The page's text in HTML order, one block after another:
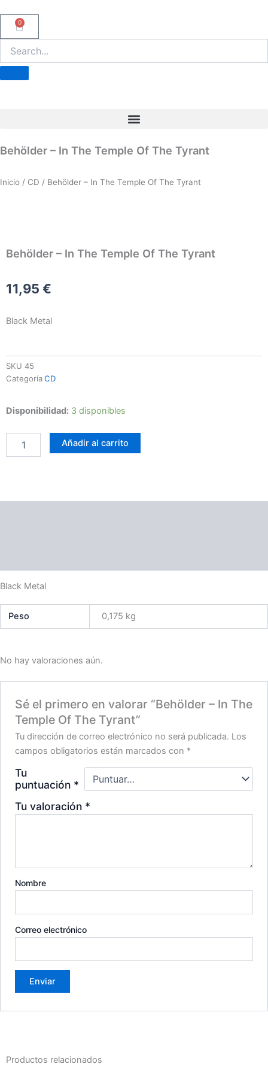
0
Carrito
Behölder – In The Temple Of The Tyrant
Inicio / CD / Behölder – In The Temple Of The Tyrant
Behölder – In The Temple Of The Tyrant
11,95 €
Black Metal
SKU 45
CategoríaCD
Disponibilidad: 3 disponibles
Behölder
In
Temple
cantidad
Añadir al carrito
Black Metal
Peso 0,175 kg
No hay valoraciones aún.
Sé el primero en valorar “Behölder – In The
Temple Of The Tyrant”
Tu dirección de correo electrónico no será publicada. Los
campos obligatorios están marcados con *
Tu
puntuación *
Tu valoración *
Nombre
Correo electrónico
Productos relacionados